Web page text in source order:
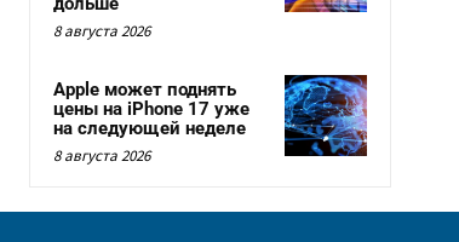
8 августа 2026
Apple может поднять
цены на iPhone 17 уже
на следующей неделе
8 августа 2026